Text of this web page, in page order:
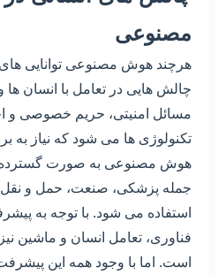
مصنوعی
هرچند هوش مصنوعی توانایی های
چالش هایی در تعامل با انسان ها
مسائل امنیتی، حریم خصوصی و
تکنولوژی ها می شود که نیاز به
هوش مصنوعی به صورت گسترده
جمله پزشکی، صنعت، حمل و نقل،
استفاده می شود. با توجه به
فناوری، تعامل انسان و ماشین
است. اما با وجود همه این